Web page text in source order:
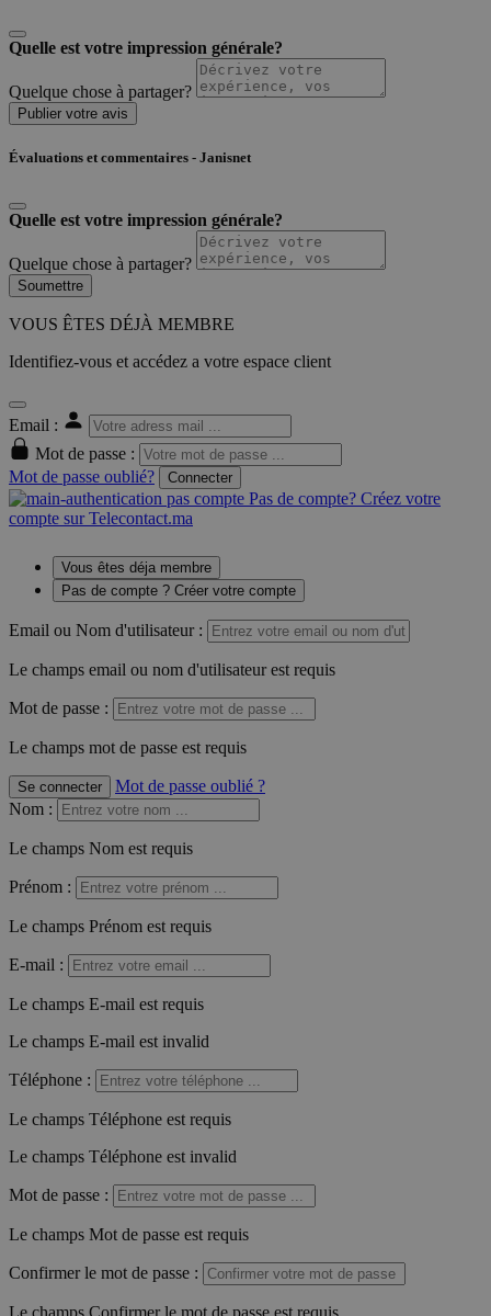
Quelle est votre impression générale?
Quelque chose à partager?
Publier votre avis
Évaluations et commentaires - Janisnet
Quelle est votre impression générale?
Quelque chose à partager?
Soumettre
VOUS ÊTES DÉJÀ MEMBRE
Identifiez-vous et accédez a votre espace client
Email :
Mot de passe :
Mot de passe oublié?
Connecter
Pas de compte? Créez votre
compte sur Telecontact.ma
Vous êtes déja membre
Pas de compte ? Créer votre compte
Email ou Nom d'utilisateur :
Le champs email ou nom d'utilisateur est requis
Mot de passe :
Le champs mot de passe est requis
Se connecter
Mot de passe oublié ?
Nom :
Le champs Nom est requis
Prénom :
Le champs Prénom est requis
E-mail :
Le champs E-mail est requis
Le champs E-mail est invalid
Téléphone :
Le champs Téléphone est requis
Le champs Téléphone est invalid
Mot de passe :
Le champs Mot de passe est requis
Confirmer le mot de passe :